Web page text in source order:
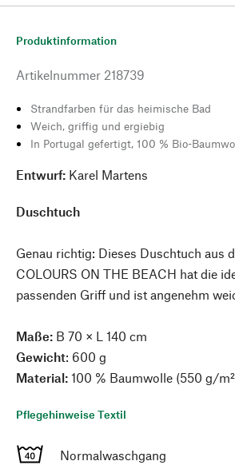
Produktinformation
Artikelnummer 218739
Strandfarben für das heimische Bad
Weich, griffig und ergiebig
In Portugal gefertigt, 100 % Bio-
Entwurf: Karel Martens
Duschtuch
Genau richtig: Dieses Duschtuch aus
COLOURS ON THE BEACH hat die
passenden Griff und ist angenehm
Maße: B 70 × L 140 cm
Gewicht: 600 g
Material: 100 % Baumwolle (550 g/
Pflegehinweise Textil
Normalwaschgang